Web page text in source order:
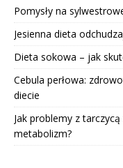
Pomysły na
Jesienna dieta
Dieta sokowa – jak
Cebula perłowa:
diecie
Jak problemy z
metabolizm?